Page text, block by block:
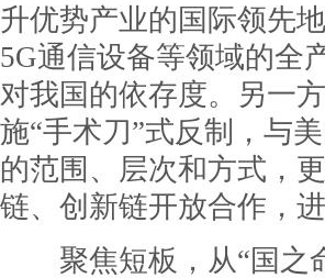
升优势产业的国际领先
5G通信设备等领域的全
对我国的依存度。另一
施“手术刀”式反制，与
的范围、层次和方式，
链、创新链开放合作，
聚焦短板，从“国之